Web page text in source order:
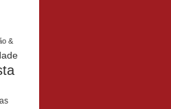
&